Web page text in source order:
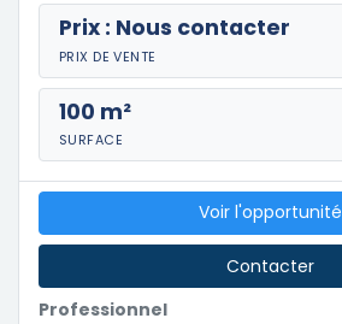
Prix : Nous contacter
PRIX DE VENTE
100 m²
SURFACE
Professionnel
Voir l'opportunité
Contacter